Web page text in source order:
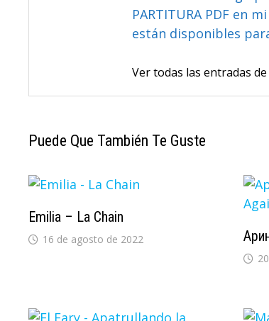
PARTITURA PDF en
están disponibles
Ver todas las entradas
Puede Que También Te Guste
Emilia – La Chain
16 de agosto de 2022